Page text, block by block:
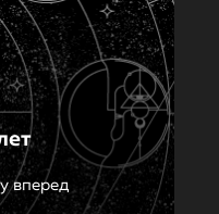
вперед